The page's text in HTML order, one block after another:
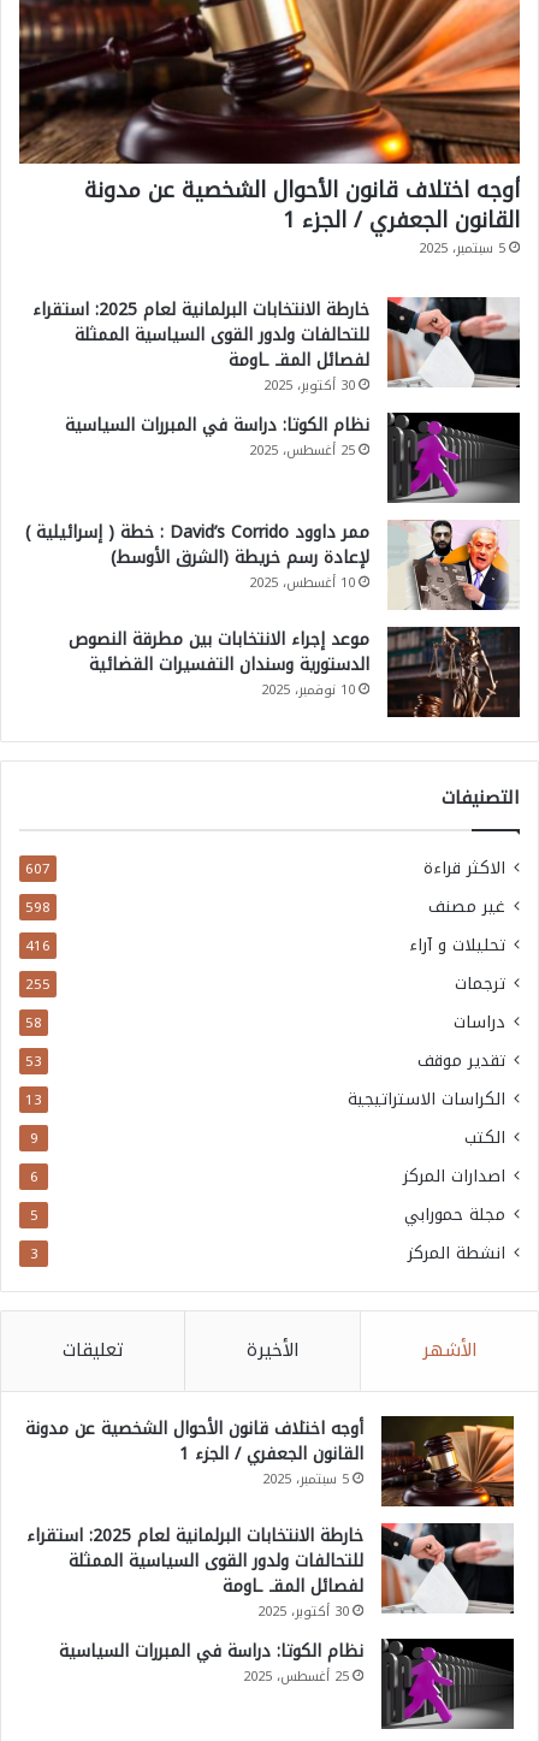
أوجه اختلاف قانون الأحوال الشخصية عن مدونة
القانون الجعفري / الجزء 1
5 سبتمبر، 2025
خارطة الانتخابات البرلمانية لعام 2025: استقراء
للتحالفات ولدور القوى السياسية الممثلة
لفصائل المقـ ـاومة
30 أكتوبر، 2025
نظام الكوتا: دراسة في المبررات السياسية
25 أغسطس، 2025
ممر داوود David’s Corrido : خطة ( إسرائيلية )
لإعادة رسم خريطة (الشرق الأوسط)
10 أغسطس، 2025
موعد إجراء الانتخابات بين مطرقة النصوص
الدستورية وسندان التفسيرات القضائية
10 نوفمبر، 2025
التصنيفات
الاكثر قراءة 607
غير مصنف 598
تحليلات و آراء 416
ترجمات 255
دراسات 58
تقدير موقف 53
الكراسات الاستراتيجية 13
الكتب 9
اصدارات المركز 6
مجلة حمورابي 5
انشطة المركز 3
الأشهر الأخيرة تعليقات
أوجه اختلاف قانون الأحوال الشخصية عن مدونة
القانون الجعفري / الجزء 1
5 سبتمبر، 2025
خارطة الانتخابات البرلمانية لعام 2025: استقراء
للتحالفات ولدور القوى السياسية الممثلة
لفصائل المقـ ـاومة
30 أكتوبر، 2025
نظام الكوتا: دراسة في المبررات السياسية
25 أغسطس، 2025